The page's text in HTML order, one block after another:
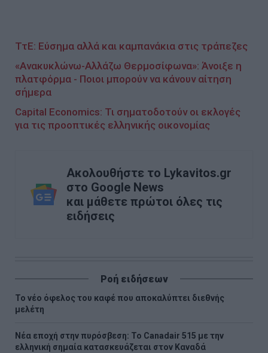
ΤτΕ: Εύσημα αλλά και καμπανάκια στις τράπεζες
«Ανακυκλώνω-Αλλάζω Θερμοσίφωνα»: Άνοιξε η
πλατφόρμα - Ποιοι μπορούν να κάνουν αίτηση
σήμερα
Capital Economics: Τι σηματοδοτούν οι εκλογές
για τις προοπτικές ελληνικής οικονομίας
Ακολουθήστε το Lykavitos.gr
στο Google News
και μάθετε πρώτοι όλες τις
ειδήσεις
Ροή ειδήσεων
Το νέο όφελος του καφέ που αποκαλύπτει διεθνής
μελέτη
Νέα εποχή στην πυρόσβεση: Το Canadair 515 με την
ελληνική σημαία κατασκευάζεται στον Καναδά